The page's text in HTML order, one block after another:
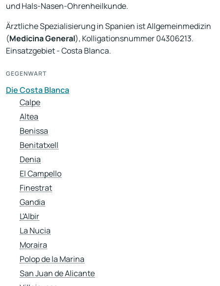
und Hals-Nasen-Ohrenheilkunde.
Ärztliche Spezialisierung in Spanien ist Allgemeinmedizin
(Medicina General), Kolligationsnummer04306213.
Einsatzgebiet - Costa Blanca.
GEGENWART
Die Costa Blanca
Calpe
Altea
Benissa
Benitatxell
Denia
El Campello
Finestrat
Gandia
L'Albir
La Nucia
Moraira
Polop de la Marina
San Juan de Alicante